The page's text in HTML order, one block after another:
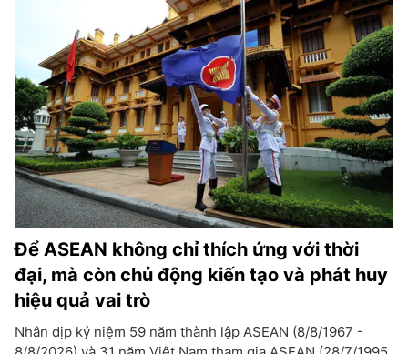
Để ASEAN không chỉ thích ứng với thời
đại, mà còn chủ động kiến tạo và phát huy
hiệu quả vai trò
Nhân dịp kỷ niệm 59 năm thành lập ASEAN (8/8/1967 -